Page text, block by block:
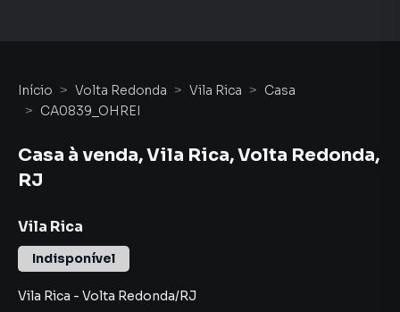
Início Volta Redonda Vila Rica
Casa
CA0839_OHREI
Casa à venda, Vila Rica, Volta Redonda,
RJ
Vila Rica
Indisponível
Vila Rica - Volta Redonda/RJ